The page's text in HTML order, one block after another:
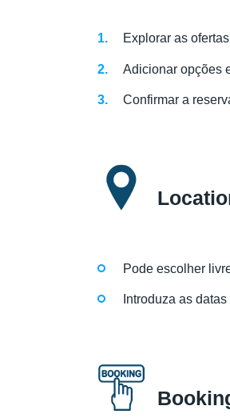
Explorar as
Adicionar opções
Confirmar a
Pode escolher
Introduza as